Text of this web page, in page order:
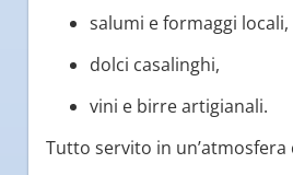
salumi e formaggi locali,
dolci casalinghi,
vini e birre artigianali.
Tutto servito in un’atmosfera